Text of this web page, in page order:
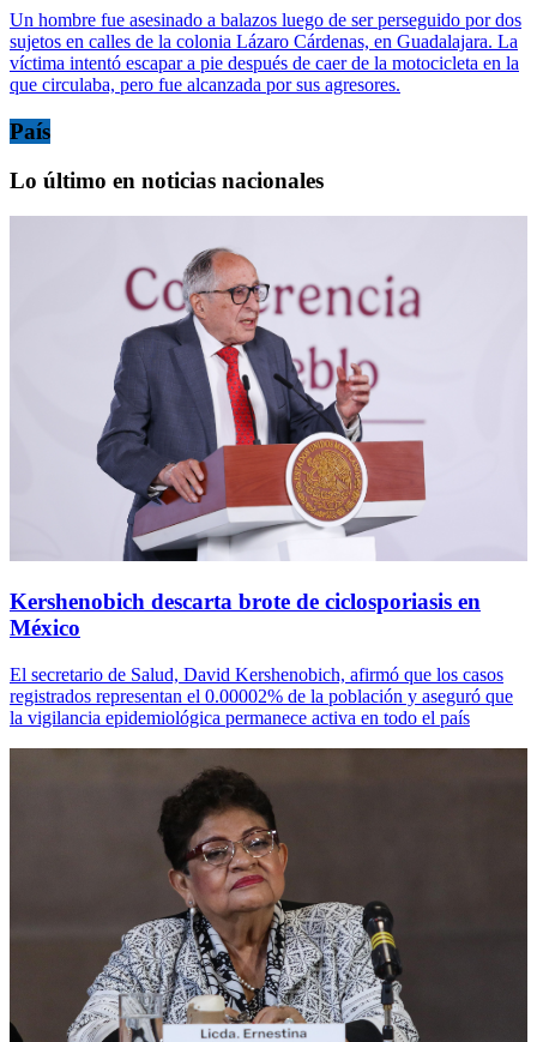
Un hombre fue asesinado a balazos luego de ser perseguido por dos
sujetos en calles de la colonia Lázaro Cárdenas, en Guadalajara. La
víctima intentó escapar a pie después de caer de la motocicleta en la
que circulaba, pero fue alcanzada por sus agresores.
País
Lo último en noticias nacionales
Kershenobich descarta brote de ciclosporiasis en
México
El secretario de Salud, David Kershenobich, afirmó que los casos
registrados representan el 0.00002% de la población y aseguró que
la vigilancia epidemiológica permanece activa en todo el país